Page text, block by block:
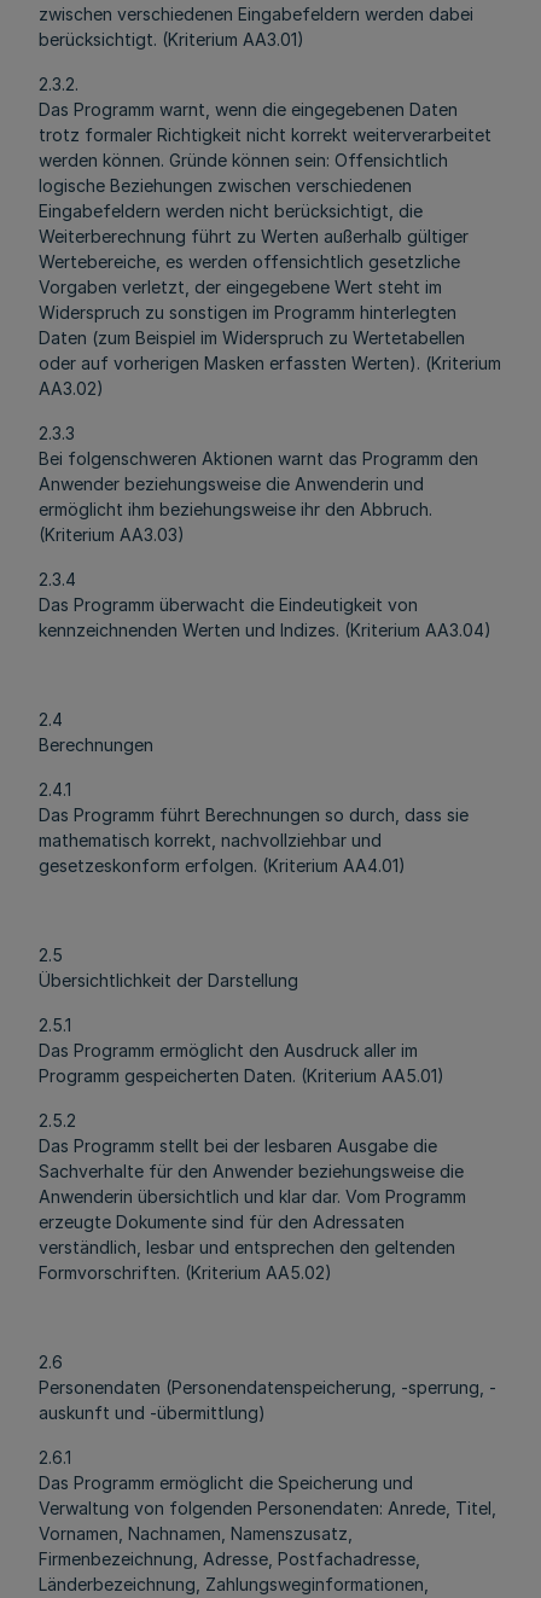
zwischen verschiedenen Eingabefeldern werden dabei
berücksichtigt. (Kriterium AA3.01)
2.3.2.
Das Programm warnt, wenn die eingegebenen Daten
trotz formaler Richtigkeit nicht korrekt weiterverarbeitet
werden können. Gründe können sein: Offensichtlich
logische Beziehungen zwischen verschiedenen
Eingabefeldern werden nicht berücksichtigt, die
Weiterberechnung führt zu Werten außerhalb gültiger
Wertebereiche, es werden offensichtlich gesetzliche
Vorgaben verletzt, der eingegebene Wert steht im
Widerspruch zu sonstigen im Programm hinterlegten
Daten (zum Beispiel im Widerspruch zu Wertetabellen
oder auf vorherigen Masken erfassten Werten). (Kriterium
AA3.02)
2.3.3
Bei folgenschweren Aktionen warnt das Programm den
Anwender beziehungsweise die Anwenderin und
ermöglicht ihm beziehungsweise ihr den Abbruch.
(Kriterium AA3.03)
2.3.4
Das Programm überwacht die Eindeutigkeit von
kennzeichnenden Werten und Indizes. (Kriterium AA3.04)
2.4
Berechnungen
2.4.1
Das Programm führt Berechnungen so durch, dass sie
mathematisch korrekt, nachvollziehbar und
gesetzeskonform erfolgen. (Kriterium AA4.01)
2.5
Übersichtlichkeit der Darstellung
2.5.1
Das Programm ermöglicht den Ausdruck aller im
Programm gespeicherten Daten. (Kriterium AA5.01)
2.5.2
Das Programm stellt bei der lesbaren Ausgabe die
Sachverhalte für den Anwender beziehungsweise die
Anwenderin übersichtlich und klar dar. Vom Programm
erzeugte Dokumente sind für den Adressaten
verständlich, lesbar und entsprechen den geltenden
Formvorschriften. (Kriterium AA5.02)
2.6
Personendaten (Personendatenspeicherung, -sperrung, -
auskunft und -übermittlung)
2.6.1
Das Programm ermöglicht die Speicherung und
Verwaltung von folgenden Personendaten: Anrede, Titel,
Vornamen, Nachnamen, Namenszusatz,
Firmenbezeichnung, Adresse, Postfachadresse,
Länderbezeichnung, Zahlungsweginformationen,